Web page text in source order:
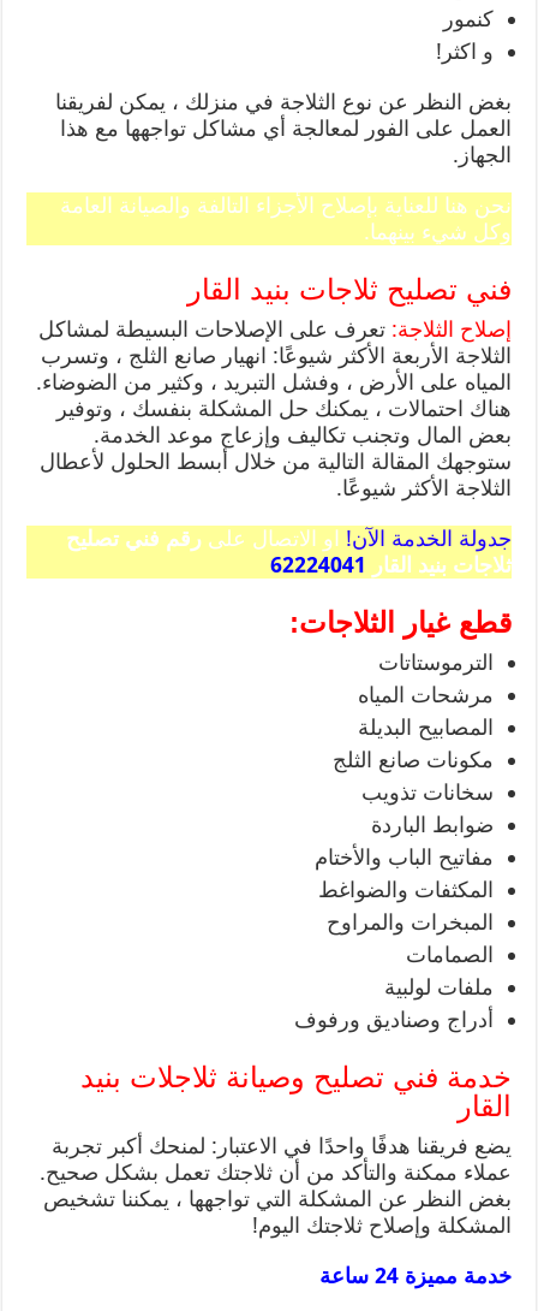
كنمور
و اكثر!
بغض النظر عن نوع الثلاجة في منزلك ، يمكن لفريقنا
العمل على الفور لمعالجة أي مشاكل تواجهها مع هذا
الجهاز.
نحن هنا للعناية بإصلاح الأجزاء التالفة والصيانة العامة
وكل شيء بينهما.
فني تصليح ثلاجات بنيد القار
إصلاح الثلاجة: تعرف على الإصلاحات البسيطة لمشاكل
الثلاجة الأربعة الأكثر شيوعًا: انهيار صانع الثلج ، وتسرب
المياه على الأرض ، وفشل التبريد ، وكثير من الضوضاء.
هناك احتمالات ، يمكنك حل المشكلة بنفسك ، وتوفير
بعض المال وتجنب تكاليف وإزعاج موعد الخدمة.
ستوجهك المقالة التالية من خلال أبسط الحلول لأعطال
الثلاجة الأكثر شيوعًا.
جدولة الخدمة الآن! او الاتصال علىرقم فني تصليح
ثلاجات بنيد القار 62224041
قطع غيار الثلاجات:
الترموستاتات
مرشحات المياه
المصابيح البديلة
مكونات صانع الثلج
سخانات تذويب
ضوابط الباردة
مفاتيح الباب والأختام
المكثفات والضواغط
المبخرات والمراوح
الصمامات
ملفات لولبية
أدراج وصناديق ورفوف
خدمة فني تصليح وصيانة ثلاجلات بنيد
القار
يضع فريقنا هدفًا واحدًا في الاعتبار: لمنحك أكبر تجربة
عملاء ممكنة والتأكد من أن ثلاجتك تعمل بشكل صحيح.
بغض النظر عن المشكلة التي تواجهها ، يمكننا تشخيص
المشكلة وإصلاح ثلاجتك اليوم!
خدمة مميزة 24 ساعة